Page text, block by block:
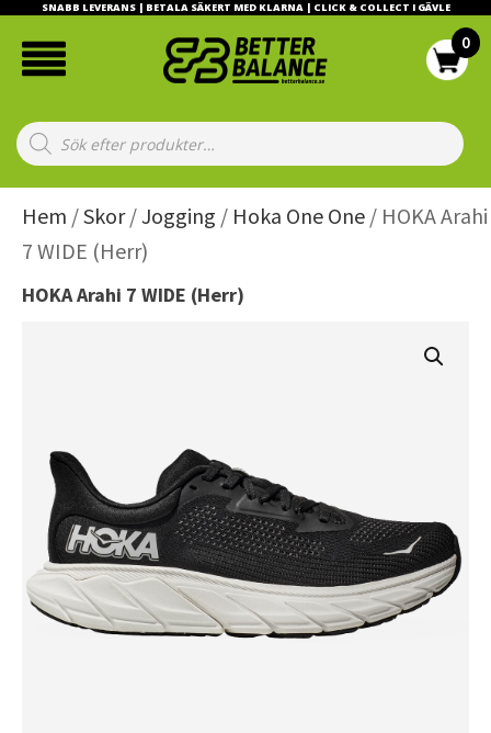
SNABB LEVERANS | BETALA SÄKERT MED KLARNA | CLICK & COLLECT I GÄVLE
Products
search
Hem /Skor/Jogging / Hoka One One / HOKA Arahi
7 WIDE (Herr)
HOKA Arahi 7 WIDE (Herr)